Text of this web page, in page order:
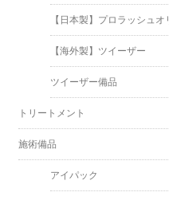
【日本製】プロラッシュオ
【海外製】ツイーザー
ツイーザー備品
トリートメント
施術備品
アイパック